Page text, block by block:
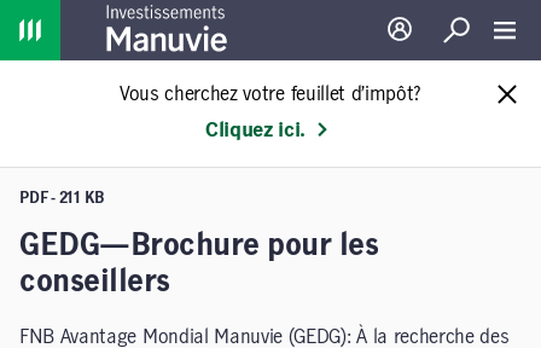
Home
Ouverture de
Recherche
Vous cherchez votre feuillet d’impôt?
Cliquez ici.
PDF - 211 KB
GEDG—Brochure pour les
conseillers
FNB Avantage Mondial Manuvie (GEDG): À la recherche des